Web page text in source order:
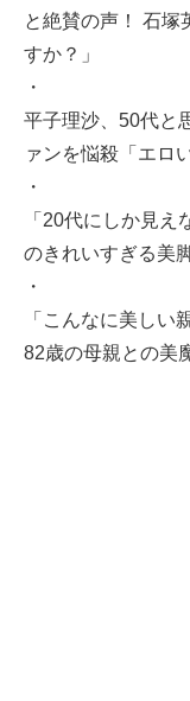
と絶賛の声！ 石塚
すか？」
・
平子理沙、50代と
ァンを悩殺「エロ
・
「20代にしか見
のきれいすぎる美
・
「こんなに美しい
82歳の母親との美